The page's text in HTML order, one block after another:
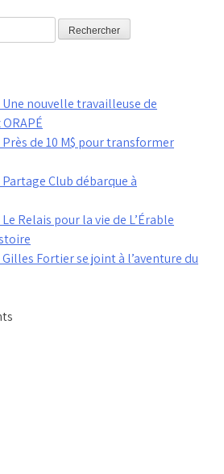
nouvelle travailleuse de
de 10 M$ pour transformer
Club débarque à
Relais pour la vie de L’Érable
Fortier se joint à l’aventure du